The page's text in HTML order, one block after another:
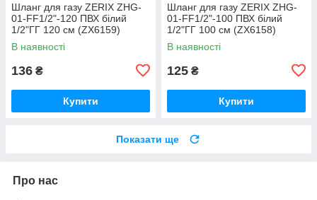
Шланг для газу ZERIX ZHG-
01-FF1/2"-120 ПВХ білий
1/2"ГГ 120 см (ZX6159)
В наявності
136 ₴
Купити
Шланг для газу ZERIX ZHG-
01-FF1/2"-100 ПВХ білий
1/2"ГГ 100 см (ZX6158)
В наявності
125 ₴
Купити
Показати ще
Про нас